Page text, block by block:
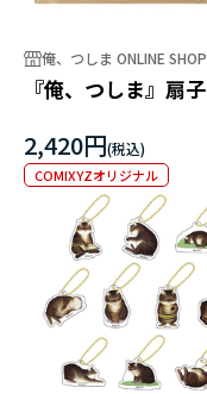
俺、つしま ONLINE SHOP
『俺、つしま』扇子
2,420円
COMIXYZオリジナル